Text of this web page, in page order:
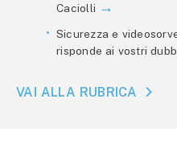
Caciolli
Sicurezza e
risponde ai vostri
VAI ALLA RUBRICA